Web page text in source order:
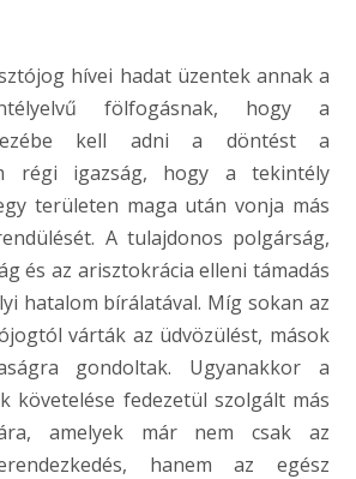
hívei hadat üzentek annak a
fölfogásnak, hogy a
kell adni a döntést a
régi igazság, hogy a tekintély
területen maga után vonja más
A tulajdonos polgárság,
és az arisztokrácia elleni támadás
hatalom bírálatával. Míg sokan az
várták az üdvözülést, mások
gondoltak. Ugyanakkor a
követelése fedezetül szolgált más
amelyek már nem csak az
hanem az egész